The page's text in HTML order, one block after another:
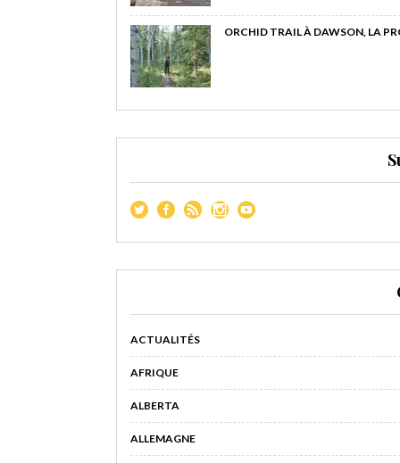
ORCHID TRAIL À DAWSON, LA
ACTUALITÉS
AFRIQUE
ALBERTA
ALLEMAGNE